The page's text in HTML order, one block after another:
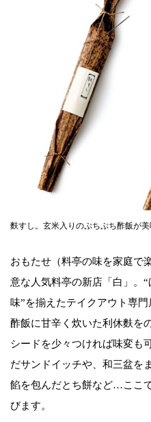
麩すし。玄米入りのぷちぷち酢飯が美
おもたせ（料亭の味を家庭で
意な人気料亭の新店「白」。
味”を揃えたテイクアウト専
酢飯に甘辛く炊いた利休麩を
シードを少々つければ味変も
だサンドイッチや、和三盆を
餡を包んだとち餅など…ここ
びます。